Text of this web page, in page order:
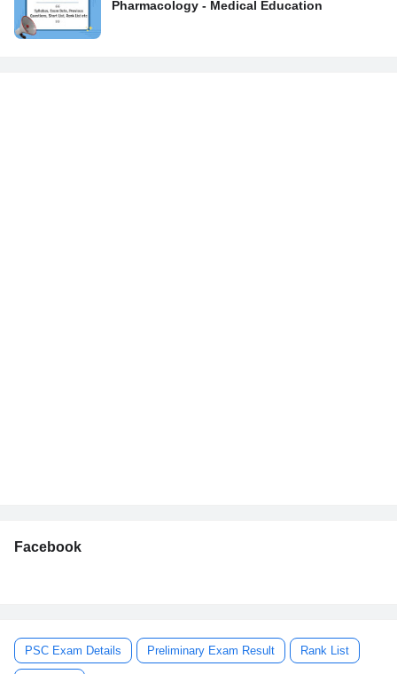
Pharmacology - Medical Education
Facebook
PSC Exam Details Preliminary Exam Result Rank List